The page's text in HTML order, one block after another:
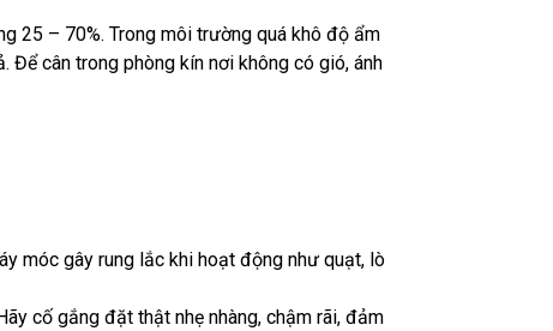
25 – 70%. Trong môi trường quá khô độ ẩm
Để cân trong phòng kín nơi không có gió, ánh
móc gây rung lắc khi hoạt động như quạt, lò
cố gắng đặt thật nhẹ nhàng, chậm rãi, đảm